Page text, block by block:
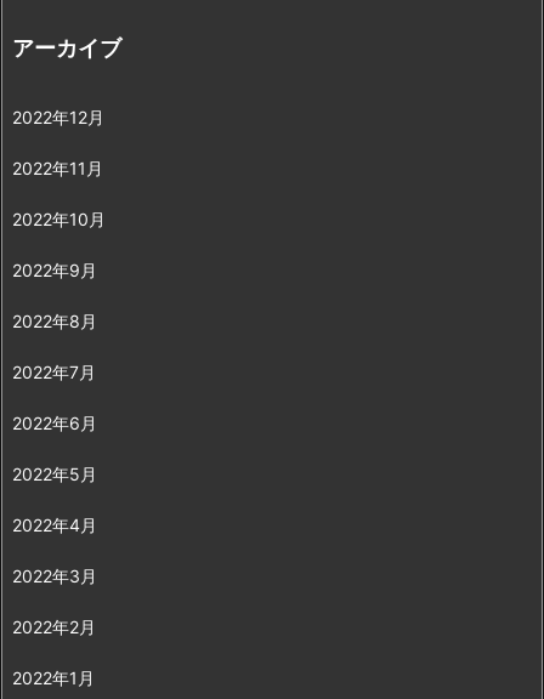
アーカイブ
2022年12月
2022年11月
2022年10月
2022年9月
2022年8月
2022年7月
2022年6月
2022年5月
2022年4月
2022年3月
2022年2月
2022年1月